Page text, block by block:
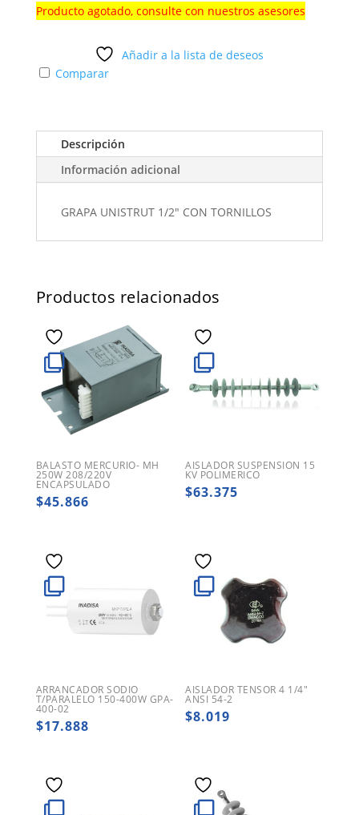
Producto agotado, consulte con nuestros asesores
Añadir a la lista de deseos
Comparar
Descripción
Información adicional
GRAPA UNISTRUT 1/2" CON TORNILLOS
Productos relacionados
BALASTO MERCURIO- MH
250W 208/220V
ENCAPSULADO
$45.866
AISLADOR SUSPENSION 15
KV POLIMERICO
$63.375
ARRANCADOR SODIO
T/PARALELO 150-400W GPA-
400-02
$17.888
AISLADOR TENSOR 4 1/4″
ANSI 54-2
$8.019